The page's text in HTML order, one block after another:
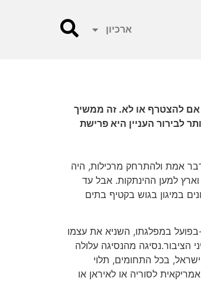
ארכיון
אם להצטרף או לא. זה ממשיך
לבירור העניין היא פרישת
נגמל מחסרונותיו לא לדבר אמת ולהתרחק מרכילות, היה
הופך שמיים וארץ למען ההינתקות. אבל עד
במיגון בגוש בקטיף בתים
בפועל במפלגתו, השניא את עצמו
מהנסיגה עלולה
בכל התחומים, תלוי
לסוריה או לאיראן או